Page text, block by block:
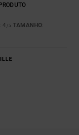
4 /5 TAMANHO: